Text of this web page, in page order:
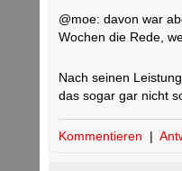
@moe: davon war
Wochen die Rede,
Nach seinen
das sogar gar nicht
Kommentieren |